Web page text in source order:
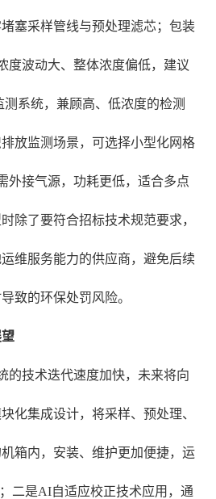
塞采样管线与预处理滤芯；包装
度波动大、整体浓度偏低，建议
系统，兼顾高、低浓度的检测
放监测场景，可选择小型化网格
外接气源，功耗更低，适合多点
除了要符合招标技术规范要求，
维服务能力的供应商，避免后续
致的环保处罚风险。
的技术迭代速度加快，未来将向
化集成设计，将采样、预处理、
箱内，安装、维护更加便捷，运
二是AI自适应校正技术应用，通